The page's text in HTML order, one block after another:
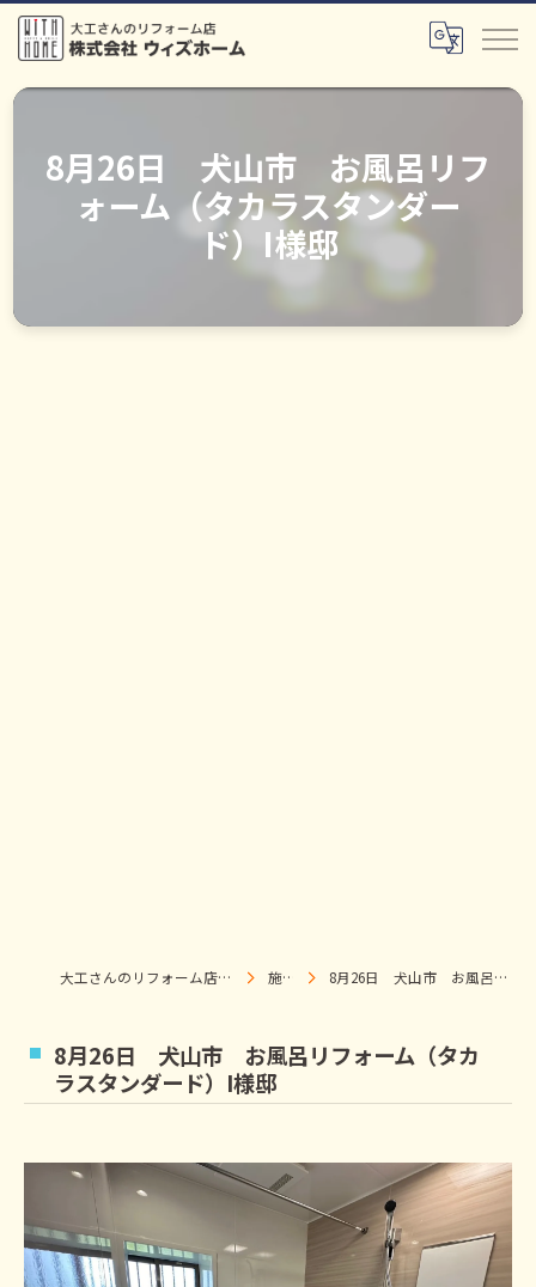
8月26日 犬山市 お風呂リフ
ォーム（タカラスタンダー
ド）I様邸
大工さんのリフォーム店｜株式会社ウィズホーム｜扶桑・犬山 施工事例 8月26日 犬山市 お風呂リフォーム（タカラスタンダード）I様邸
8月26日 犬山市 お風呂リフォーム（タカ
ラスタンダード）I様邸